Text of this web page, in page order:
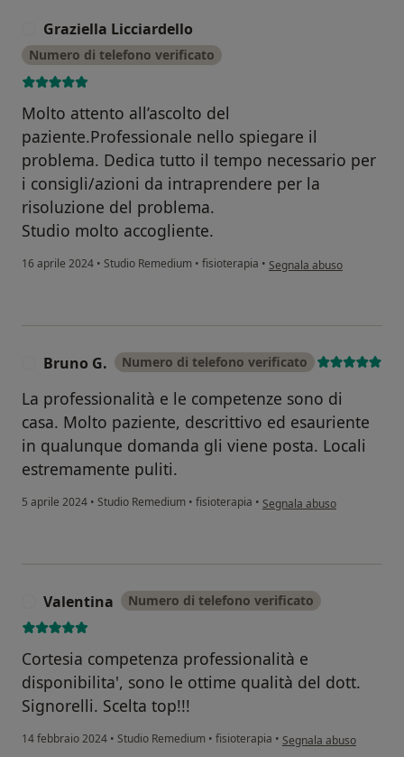
Graziella Licciardello
Numero di telefono verificato
Molto attento all’ascolto del
paziente.Professionale nello spiegare il
problema. Dedica tutto il tempo necessario per
i consigli/azioni da intraprendere per la
risoluzione del problema.
Studio molto accogliente.
16 aprile 2024 • Studio Remedium • fisioterapia • secondo l'opinione
Segnala abuso
Bruno G. Numero di telefono verificato
La professionalità e le competenze sono di
casa. Molto paziente, descrittivo ed esauriente
in qualunque domanda gli viene posta. Locali
estremamente puliti.
5 aprile 2024 • Studio Remedium • fisioterapia • secondo l'opinione
Segnala abuso
Valentina Numero di telefono verificato
Cortesia competenza professionalità e
disponibilita', sono le ottime qualità del dott.
Signorelli. Scelta top!!!
14 febbraio 2024 • Studio Remedium • fisioterapia • secondo l'opinione
Segnala abuso